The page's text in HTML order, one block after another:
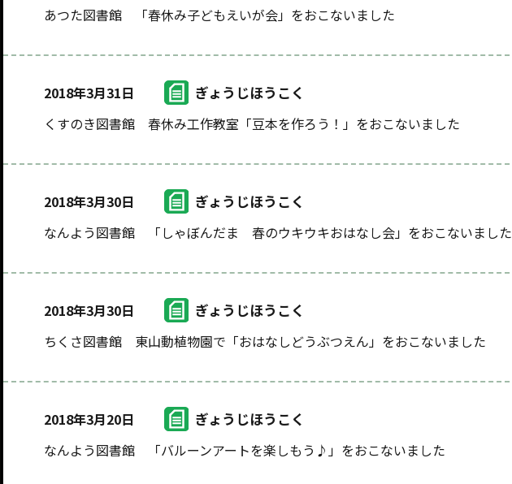
あつた図書館 「春休み子どもえいが会」をおこないました
2018年3月31日 ぎょうじほうこく
くすのき図書館 春休み工作教室「豆本を作ろう！」をおこないました
2018年3月30日 ぎょうじほうこく
なんよう図書館 「しゃぼんだま 春のウキウキおはなし会」をおこないました
2018年3月30日 ぎょうじほうこく
ちくさ図書館 東山動植物園で「おはなしどうぶつえん」をおこないました
2018年3月20日 ぎょうじほうこく
なんよう図書館 「バルーンアートを楽しもう♪」をおこないました